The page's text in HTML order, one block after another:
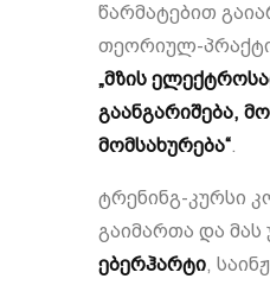
წარმატებით
თეორიულ-
„მზის
გაანგარიშება,
მომსახურება“.
ტრენინგ-კურსი
გაიმართა და მას
ებერჰარტი,